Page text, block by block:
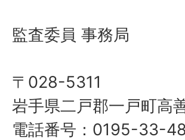
監査委員 事務局
〒028-5311
岩手県二戸郡一戸町高
電話番号：0195-33-